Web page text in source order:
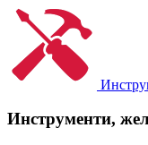
Инструменти,